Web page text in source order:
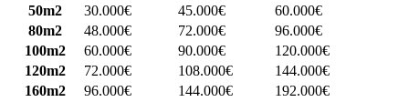
50m2
30.000€ 45.000€
60.000€
80m2
48.000€ 72.000€
96.000€
100m2
60.000€ 90.000€
120.000€
120m2
72.000€ 108.000€
144.000€
160m2
96.000€ 144.000€
192.000€